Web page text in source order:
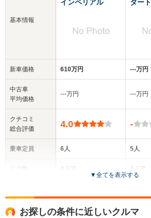
基本情報
新車価格
中古車
平均価格
クチコミ
総合評価
乗車定員
インペリアル
610万円
‐‐‐万円
4.0
6人
4ドア
全高
ダート
‐‐‐万円
‐‐‐万円
-
5人
4ドア
▼全てを表示する
お探しの条件に近しいクルマ